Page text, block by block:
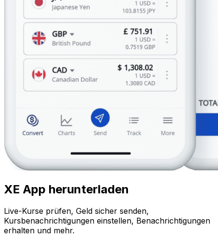
XE App herunterladen
Live-Kurse prüfen, Geld sicher senden,
Kursbenachrichtigungen einstellen, Benachrichtigungen
erhalten und mehr.